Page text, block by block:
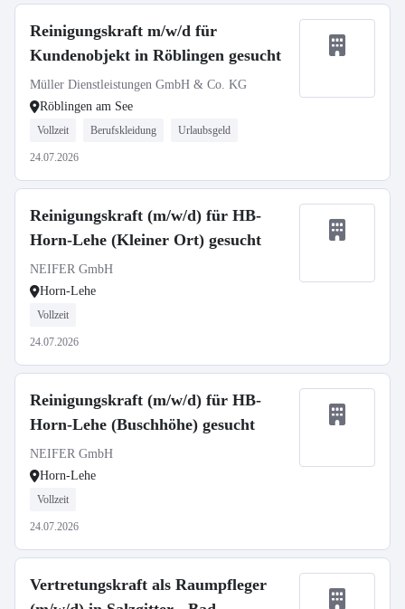
Reinigungskraft m/w/d für
Kundenobjekt in Röblingen gesucht
Müller Dienstleistungen GmbH & Co. KG
Röblingen am See
Vollzeit Berufskleidung Urlaubsgeld
24.07.2026
Reinigungskraft (m/w/d) für HB-
Horn-Lehe (Kleiner Ort) gesucht
NEIFER GmbH
Horn-Lehe
Vollzeit
24.07.2026
Reinigungskraft (m/w/d) für HB-
Horn-Lehe (Buschhöhe) gesucht
NEIFER GmbH
Horn-Lehe
Vollzeit
24.07.2026
Vertretungskraft als Raumpfleger